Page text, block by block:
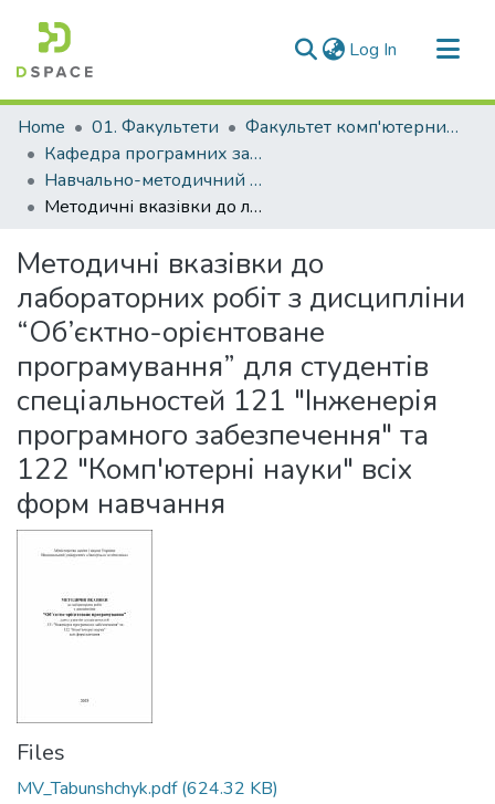
Log In (current)
Communities & Collections
All of DSpace
Statistics
Home 01. Факультети
Факультет комп'ютерних наук і технологій
Кафедра програмних засобів (Кафедра ПЗ)
Навчально-методичний комплекс дисциплін кафедри ПЗ
Методичні вказівки до лабораторних робіт з дисципліни “Об’єктно-орієнтоване програмування” для студентів спеціальностей 121 "Інженерія програмного забезпечення" та 122 "Комп'ютерні науки" всіх форм навчання
Методичні вказівки до
лабораторних робіт з дисципліни
“Об’єктно-орієнтоване
програмування” для студентів
спеціальностей 121 "Інженерія
програмного забезпечення" та
122 "Комп'ютерні науки" всіх
форм навчання
Files
MV_Tabunshchyk.pdf(624.32 KB)